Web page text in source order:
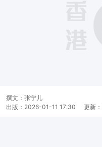
撰文： 张宁儿
出版： 2026-01-11 17:30 更新：